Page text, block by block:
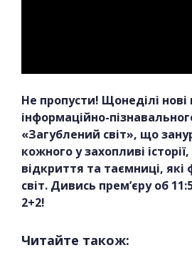
Не пропусти! Щонеділі нові
інформаційно-
«Загублений світ», що
кожного у захопливі
відкриття та таємниці,
світ. Дивись прем’єру об
2+2!
Читайте також: